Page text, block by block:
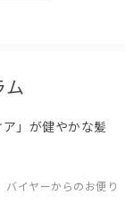
ム
」が健やかな髪
バイヤーからのお便り